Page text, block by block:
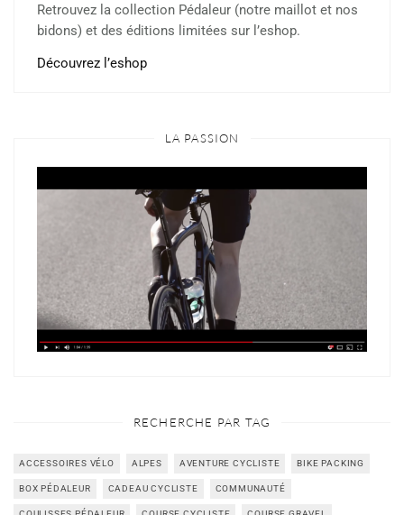
Retrouvez la collection Pédaleur (notre maillot et nos
bidons) et des éditions limitées sur l’eshop.
Découvrez l’eshop
LA PASSION
RECHERCHE PAR TAG
ACCESSOIRES VÉLO ALPES AVENTURE CYCLISTE BIKE PACKING
BOX PÉDALEUR CADEAU CYCLISTE COMMUNAUTÉ